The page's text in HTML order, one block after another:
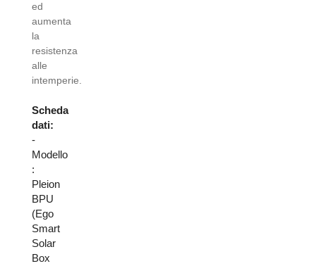
ed
aumenta
la
resistenza
alle
intemperie.
Scheda
dati:
-
Modello
:
Pleion
BPU
(Ego
Smart
Solar
Box